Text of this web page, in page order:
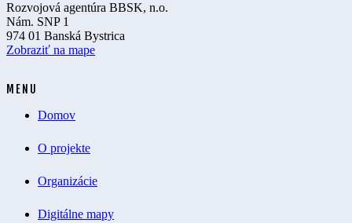
Rozvojová agentúra BBSK, n.o.
Nám. SNP 1
974 01 Banská Bystrica
Zobraziť na mape
MENU
Domov
O projekte
Organizácie
Digitálne mapy